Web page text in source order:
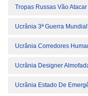
Tropas Russas Vão
Ucrânia 3ª Guerra
Ucrânia Corredores
Ucrânia Designer
Ucrânia Estado De